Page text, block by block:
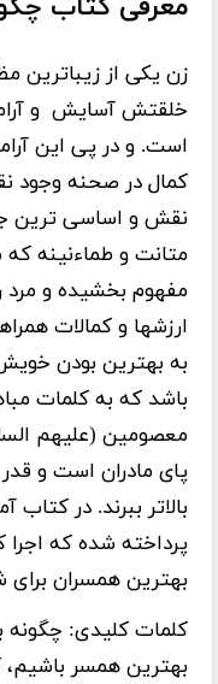
معرفی کتاب
زن یکى از زیباترین
خلقتش آسایش ‍ و
است. و در پى این
کمال در صحنه وجود
نقش و اساسى ترین
متانت و طماءنینه
مفهوم بخشیده و مرد
ارزشها و کمالات
به بهترین بودن
باشد که به کلمات
معصومین (علیهم
پاى مادران است و
بالاتر ببرند. در
پرداخته شده که
بهترین همسران برای
کلمات کلیدی: چگونه
بهترین همسر